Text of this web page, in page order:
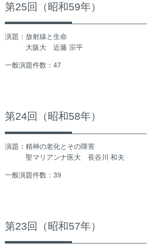
第25回（昭和59年）
演題：放射線と生命
大阪大 近藤 宗平
一般演題件数：47
第24回（昭和58年）
演題：精神の老化とその障害
聖マリアンナ医大 長谷川 和夫
一般演題件数：39
第23回（昭和57年）